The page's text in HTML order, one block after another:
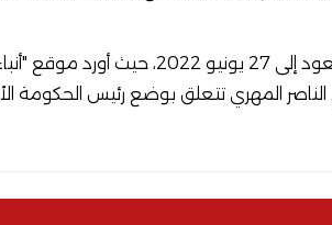
"أنباء تونس"
المهري تتعلق بوضع رئيس الحكومة